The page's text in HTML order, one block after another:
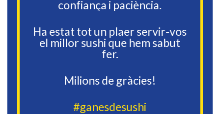
confiança i paciència.
Ha estat tot un plaer servir-vos
el millor sushi que hem sabut
fer.
Milions de gràcies!
#ganesdesushi